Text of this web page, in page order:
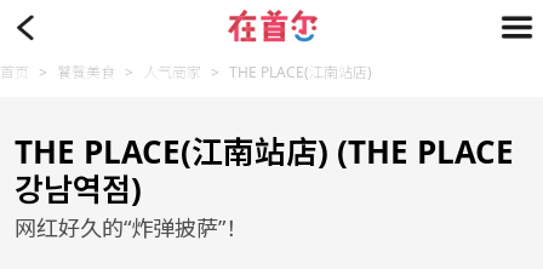
首页 > 饕餮美食 > 人气商家 > THE PLACE(江南站店)
THE PLACE(江南站店) (THE PLACE
강남역점)
网红好久的“炸弹披萨”！